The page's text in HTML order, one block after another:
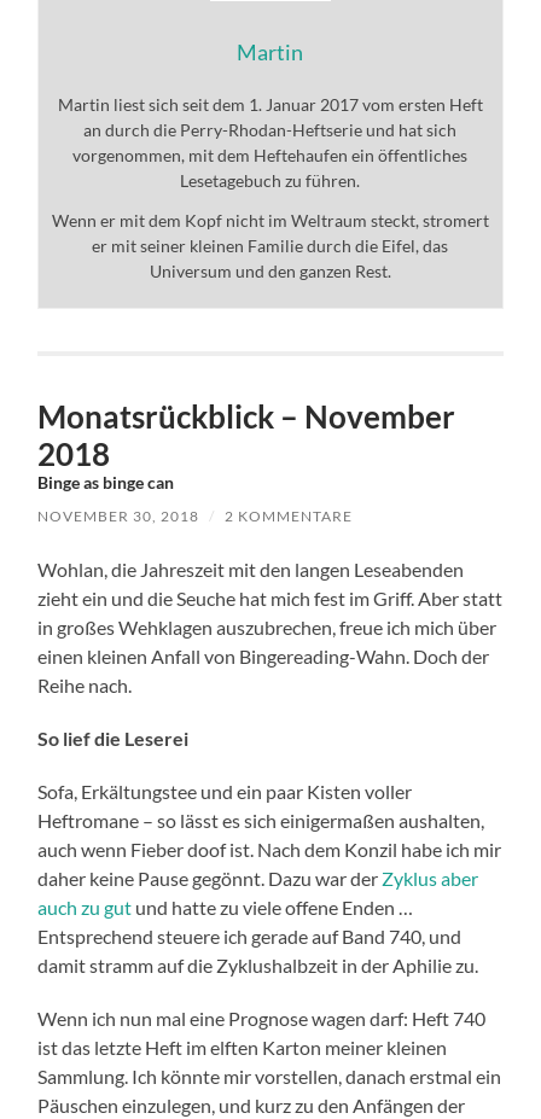
Martin
Martin liest sich seit dem 1. Januar 2017 vom ersten Heft
an durch die Perry-Rhodan-Heftserie und hat sich
vorgenommen, mit dem Heftehaufen ein öffentliches
Lesetagebuch zu führen.
Wenn er mit dem Kopf nicht im Weltraum steckt, stromert
er mit seiner kleinen Familie durch die Eifel, das
Universum und den ganzen Rest.
Monatsrückblick – November
2018
Binge as binge can
NOVEMBER 30, 2018 / 2 KOMMENTARE
Wohlan, die Jahreszeit mit den langen Leseabenden
zieht ein und die Seuche hat mich fest im Griff. Aber statt
in großes Wehklagen auszubrechen, freue ich mich über
einen kleinen Anfall von Bingereading-Wahn. Doch der
Reihe nach.
So lief die Leserei
Sofa, Erkältungstee und ein paar Kisten voller
Heftromane – so lässt es sich einigermaßen aushalten,
auch wenn Fieber doof ist. Nach dem Konzil habe ich mir
daher keine Pause gegönnt. Dazu war der Zyklus aber
auch zu gut und hatte zu viele offene Enden …
Entsprechend steuere ich gerade auf Band 740, und
damit stramm auf die Zyklushalbzeit in der Aphilie zu.
Wenn ich nun mal eine Prognose wagen darf: Heft 740
ist das letzte Heft im elften Karton meiner kleinen
Sammlung. Ich könnte mir vorstellen, danach erstmal ein
Päuschen einzulegen, und kurz zu den Anfängen der